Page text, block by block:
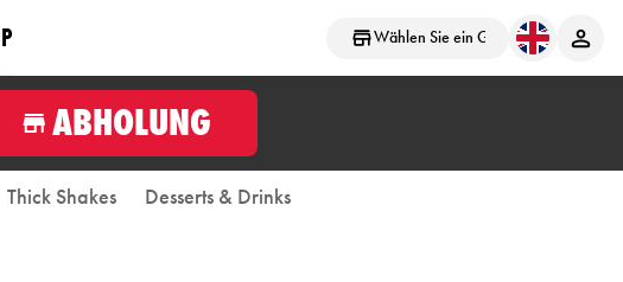
Wählen Sie ein Geschäft aus
ABHOLUNG
Thick Shakes Desserts & Drinks